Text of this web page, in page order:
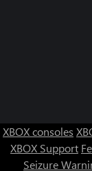
XBOX consoles
XBOX Support
Seizure